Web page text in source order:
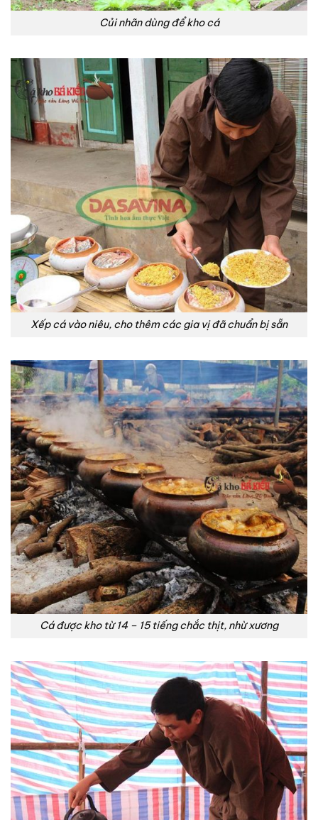
Củi nhãn dùng để kho cá
Xếp cá vào niêu, cho thêm các gia vị đã chuẩn bị sẵn
Cá được kho từ 14 – 15 tiếng chắc thịt, nhừ xương